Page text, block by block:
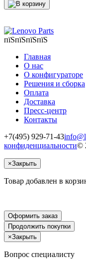
пїЅпїЅпїЅпїЅ
Главная
О нас
О конфигураторе
Решения и сборка
Оплата
Доставка
Пресс-центр
Контакты
+7(495) 929-71-43
конфиденциальности©
×Закрыть
Товар добавлен в
Оформить заказ
Продолжить покупки
×Закрыть
Вопрос специалисту